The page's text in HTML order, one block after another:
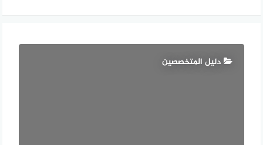
دليل المتخصصين